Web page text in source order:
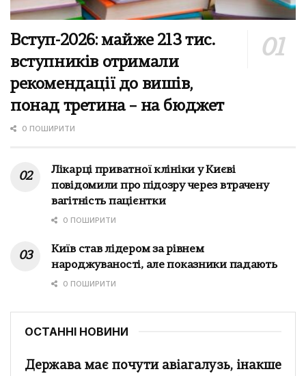
Вступ-2026: майже 213 тис.
вступників отримали
рекомендації до вишів,
понад третина – на бюджет
0 ПОШИРИТИ
Лікарці приватної клініки у Києві
повідомили про підозру через втрачену
вагітність пацієнтки
0 ПОШИРИТИ
Київ став лідером за рівнем
народжуваності, але показники падають
0 ПОШИРИТИ
ОСТАННІ НОВИНИ
Держава має почути авіагалузь, інакше